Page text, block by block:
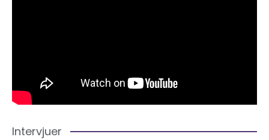
Intervjuer